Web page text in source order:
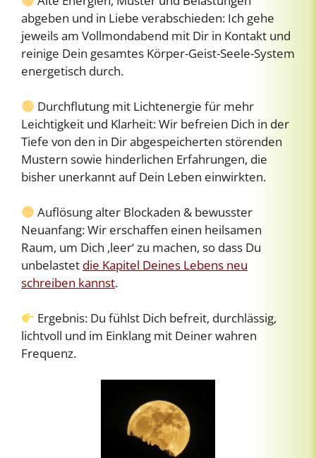
abgeben und in Liebe verabschieden: Ich gehe
jeweils am Vollmondabend mit Dir in Kontakt und
reinige Dein gesamtes Körper-Geist-Seele-System
energetisch durch.
Durchflutung mit Lichtenergie für mehr
Leichtigkeit und Klarheit: Wir befreien Dich in der
Tiefe von den in Dir abgespeicherten störenden
Mustern sowie hinderlichen Erfahrungen, die
bisher unerkannt auf Dein Leben einwirkten.
Auflösung alter Blockaden & bewusster
Neuanfang: Wir erschaffen einen heilsamen
Raum, um Dich ‚leer‘ zu machen, so dass Du
unbelastet die Kapitel Deines Lebens neu
schreiben kannst.
Ergebnis: Du fühlst Dich befreit, durchlässig,
lichtvoll und im Einklang mit Deiner wahren
Frequenz.